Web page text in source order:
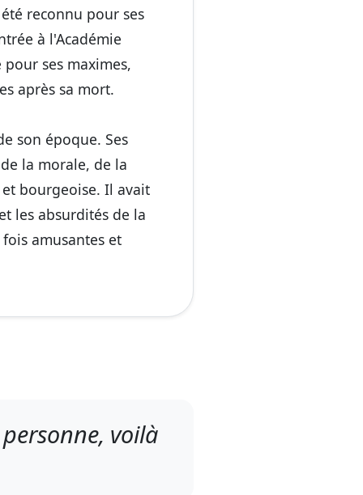
reconnu pour ses
à l'Académie
ses maximes,
après sa mort.
son époque. Ses
la morale, de la
bourgeoise. Il avait
les absurdités de la
amusantes et
voilà